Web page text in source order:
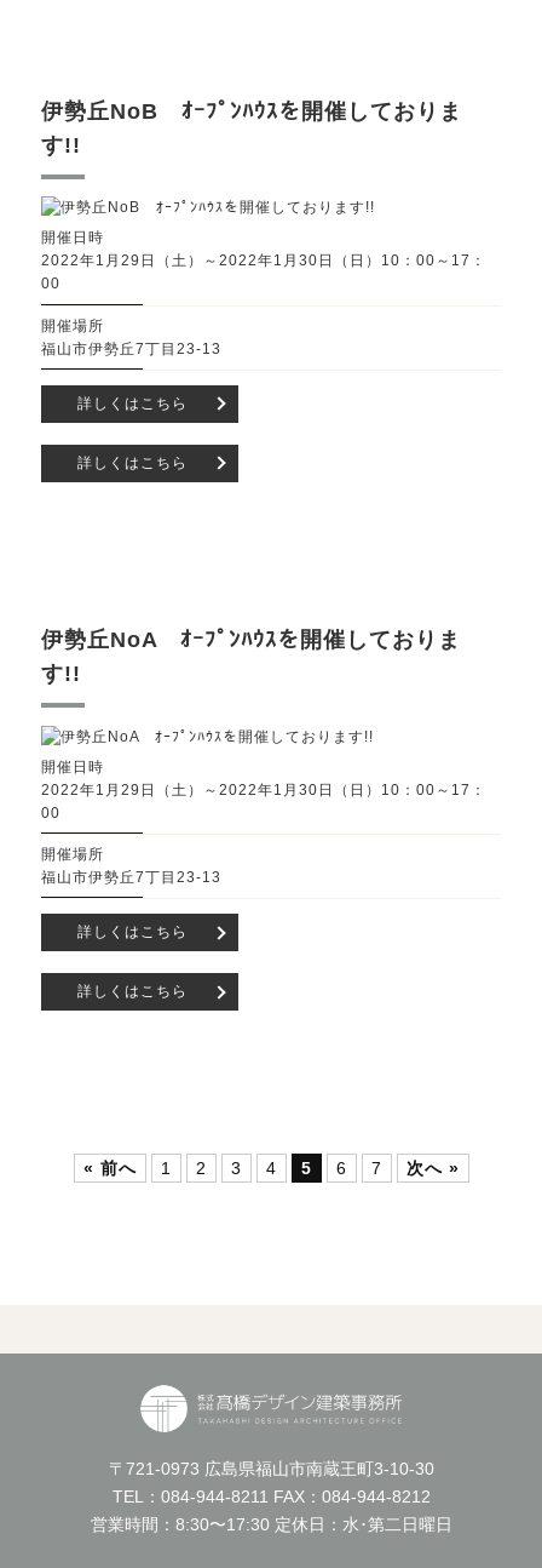
伊勢丘NoB ｵｰﾌﾟﾝﾊｳｽを開催しておりま
す!!
開催日時
2022年1月29日（土）～2022年1月30日（日）10：00～17：
00
開催場所
福山市伊勢丘7丁目23-13
詳しくはこちら
詳しくはこちら
伊勢丘NoA ｵｰﾌﾟﾝﾊｳｽを開催しておりま
す!!
開催日時
2022年1月29日（土）～2022年1月30日（日）10：00～17：
00
開催場所
福山市伊勢丘7丁目23-13
詳しくはこちら
詳しくはこちら
« 前へ 1 2 3 4 5 6 7 次へ »
〒721-0973 広島県福山市南蔵王町3-10-30
TEL： 084-944-8211 FAX：084-944-8212
営業時間：8:30〜17:30 定休日：水･第二日曜日